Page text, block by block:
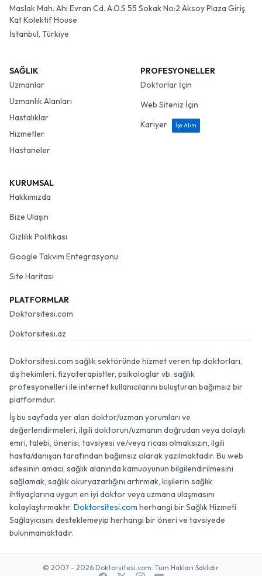
Maslak Mah. Ahi Evran Cd. A.O.S 55 Sokak No:2 Aksoy Plaza Giriş
Kat Kolektif House
İstanbul, Türkiye
SAĞLIK
Uzmanlar
Uzmanlık Alanları
Hastalıklar
Hizmetler
Hastaneler
PROFESYONELLER
Doktorlar İçin
Web Siteniz İçin
Kariyer
İşe Alım
KURUMSAL
Hakkımızda
Bize Ulaşın
Gizlilik Politikası
Google Takvim Entegrasyonu
Site Haritası
PLATFORMLAR
Doktorsitesi.com
Doktorsitesi.az
Doktorsitesi.com sağlık sektöründe hizmet veren tıp doktorları,
diş hekimleri, fizyoterapistler, psikologlar vb. sağlık
profesyonelleri ile internet kullanıcılarını buluşturan bağımsız bir
platformdur.
İş bu sayfada yer alan doktor/uzman yorumları ve
değerlendirmeleri, ilgili doktorun/uzmanın doğrudan veya dolaylı
emri, talebi, önerisi, tavsiyesi ve/veya ricası olmaksızın, ilgili
hasta/danışan tarafından bağımsız olarak yazılmaktadır. Bu web
sitesinin amacı, sağlık alanında kamuoyunun bilgilendirilmesini
sağlamak, sağlık okuryazarlığını artırmak, kişilerin sağlık
ihtiyaçlarına uygun en iyi doktor veya uzmana ulaşmasını
kolaylaştırmaktır. Doktorsitesi.com herhangi bir Sağlık Hizmeti
Sağlayıcısını desteklemeyip herhangi bir öneri ve tavsiyede
bulunmamaktadır.
© 2007 - 2026 Doktorsitesi.com. Tüm Hakları Saklıdır.